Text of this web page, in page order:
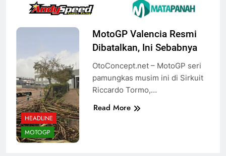
HEADLINE
MOTOGP
MotoGP Valencia Resmi
Dibatalkan, Ini Sebabnya
OtoConcept.net – MotoGP seri
pamungkas musim ini di Sirkuit
Riccardo Tormo,…
Read More